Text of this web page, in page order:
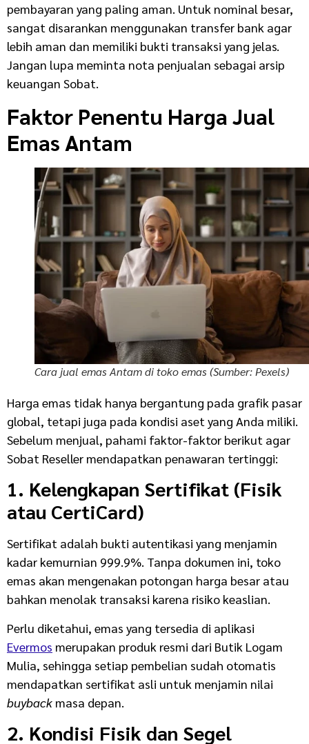
pembayaran yang paling aman. Untuk nominal besar,
sangat disarankan menggunakan transfer bank agar
lebih aman dan memiliki bukti transaksi yang jelas.
Jangan lupa meminta nota penjualan sebagai arsip
keuangan Sobat.
Faktor Penentu Harga Jual
Emas Antam
Cara jual emas Antam di toko emas (Sumber: Pexels)
Harga emas tidak hanya bergantung pada grafik pasar
global, tetapi juga pada kondisi aset yang Anda miliki.
Sebelum menjual, pahami faktor-faktor berikut agar
Sobat Reseller mendapatkan penawaran tertinggi:
1. Kelengkapan Sertifikat (Fisik
atau CertiCard)
Sertifikat adalah bukti autentikasi yang menjamin
kadar kemurnian 999.9%. Tanpa dokumen ini, toko
emas akan mengenakan potongan harga besar atau
bahkan menolak transaksi karena risiko keaslian.
Perlu diketahui, emas yang tersedia di aplikasi
Evermos merupakan produk resmi dari Butik Logam
Mulia, sehingga setiap pembelian sudah otomatis
mendapatkan sertifikat asli untuk menjamin nilai
buyback masa depan.
2. Kondisi Fisik dan Segel